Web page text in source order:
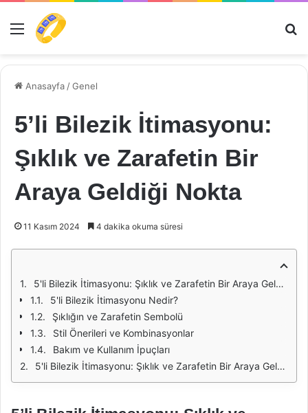
Menü
Anasayfa /Genel
5’li Bilezik İtimasyonu:
Şıklık ve Zarafetin Bir
Araya Geldiği Nokta
11 Kasım 2024 4 dakika okuma süresi
5'li Bilezik İtimasyonu: Şıklık ve Zarafetin Bir Araya Geldiği Nokta
5'li Bilezik İtimasyonu Nedir?
Şıklığın ve Zarafetin Sembolü
Stil Önerileri ve Kombinasyonlar
Bakım ve Kullanım İpuçları
5'li Bilezik İtimasyonu: Şıklık ve Zarafetin Bir Araya Geldiği Nokta